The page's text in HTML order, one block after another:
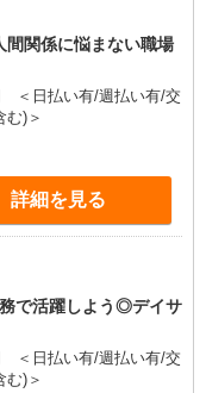
関係に悩まない職場
＜日払い有/週払い有/交
む)＞
詳細を見る
で活躍しよう◎デイサ
＜日払い有/週払い有/交
む)＞